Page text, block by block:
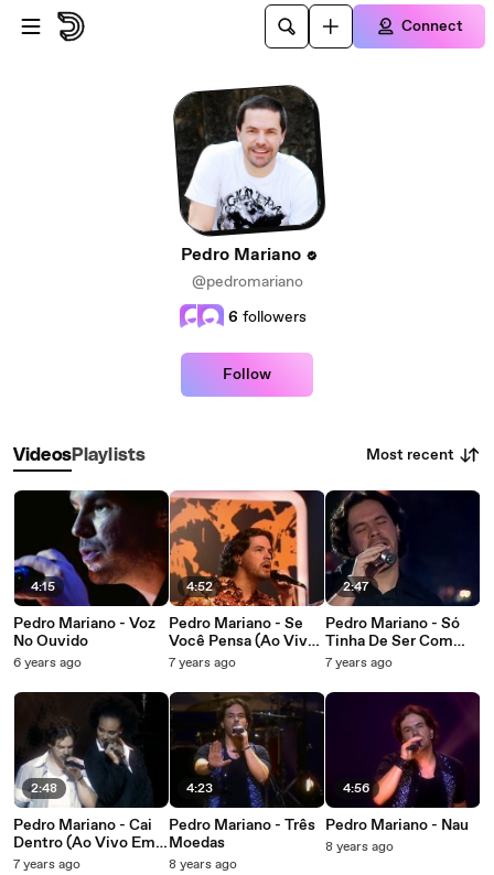
Skip to main content
Connect
Pedro Mariano
@pedromariano
6 followers
Follow
VideosPlaylists Most recent
4:15
Pedro Mariano - Voz
No Ouvido
6 years ago
2:48
Pedro Mariano - Cai
Dentro (Ao Vivo Em
São Paulo / 2005)
7 years ago
4:52
Pedro Mariano - Se
Você Pensa (Ao Vivo
No Rio De Janeiro /
7 years ago
4:23
Pedro Mariano - Três
Moedas
8 years ago
2:47
Pedro Mariano - Só
Tinha De Ser Com
Você (Ao Vivo Em
7 years ago
4:56
Pedro Mariano - Nau
8 years ago